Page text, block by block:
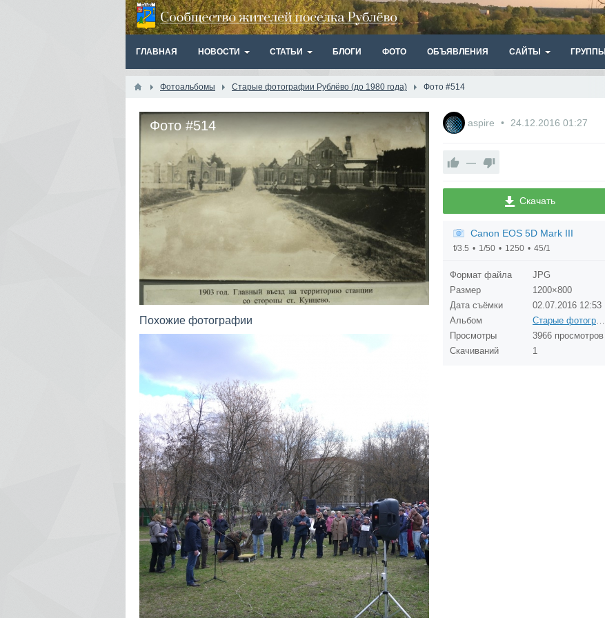
ГЛАВНАЯ НОВОСТИ СТАТЬИ БЛОГИ ФОТО ОБЪЯВЛЕНИЯ САЙТЫ ГРУППЫ
Фотоальбомы Старые фотографии Рублёво (до 1980 года) Фото #514
Фото #514
Похожие фотографии
aspire 24.12.2016 01:27
—
Скачать
Canon EOS 5D Mark III
f/3.5 1/50 1250 45/1
Формат файла
JPG
Размер
1200×800
Дата съёмки
02.07.2016 12:53
Альбом
Старые фотографии Рублёво (до 1980 года)
Просмотры
3966 просмотров
Скачиваний
1